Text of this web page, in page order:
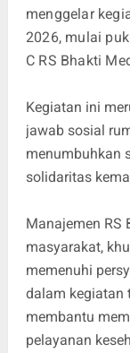
menggelar
2026, mulai
C RS Bhakti
Kegiatan ini
jawab sosial
menumbuhkan
solidaritas
Manajemen RS
masyarakat,
memenuhi
dalam kegiatan
membantu
pelayanan